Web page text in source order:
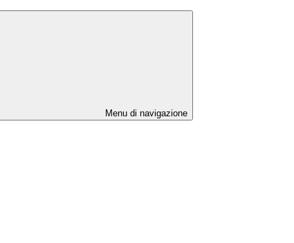
Menu di navigazione